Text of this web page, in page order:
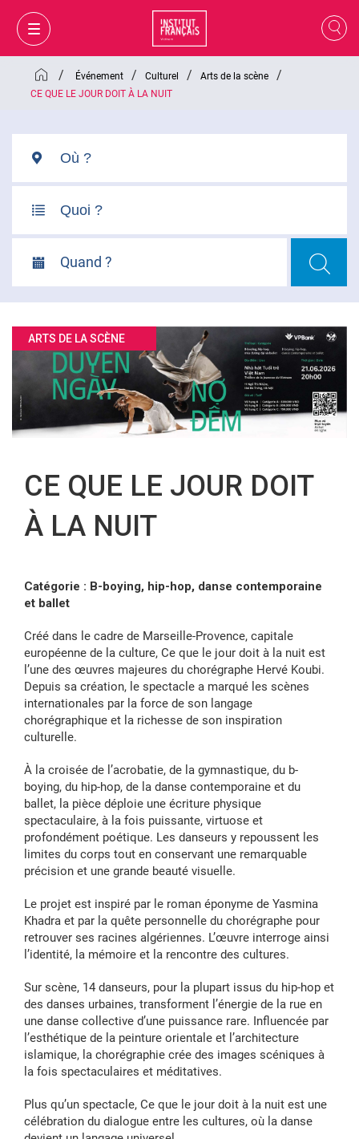
MON PANIER CONNEXION
FR
VI
FR
/ Événement / Culturel / Arts de la scène /
CE QUE LE JOUR DOIT À LA NUIT
Quand ?
ARTS DE LA SCÈNE
CE QUE LE JOUR DOIT
À LA NUIT
Catégorie : B-boying, hip-hop, danse contemporaine
et ballet
Créé dans le cadre de Marseille-Provence, capitale
européenne de la culture, Ce que le jour doit à la nuit est
l’une des œuvres majeures du chorégraphe Hervé Koubi.
Depuis sa création, le spectacle a marqué les scènes
internationales par la force de son langage
chorégraphique et la richesse de son inspiration
culturelle.
À la croisée de l’acrobatie, de la gymnastique, du b-
boying, du hip-hop, de la danse contemporaine et du
ballet, la pièce déploie une écriture physique
spectaculaire, à la fois puissante, virtuose et
profondément poétique. Les danseurs y repoussent les
limites du corps tout en conservant une remarquable
précision et une grande beauté visuelle.
Le projet est inspiré par le roman éponyme de Yasmina
Khadra et par la quête personnelle du chorégraphe pour
retrouver ses racines algériennes. L’œuvre interroge ainsi
l’identité, la mémoire et la rencontre des cultures.
Sur scène, 14 danseurs, pour la plupart issus du hip-hop et
des danses urbaines, transforment l’énergie de la rue en
une danse collective d’une puissance rare. Influencée par
l’esthétique de la peinture orientale et l’architecture
islamique, la chorégraphie crée des images scéniques à
la fois spectaculaires et méditatives.
Plus qu’un spectacle, Ce que le jour doit à la nuit est une
célébration du dialogue entre les cultures, où la danse